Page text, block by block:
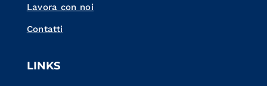
Lavora con noi
Contatti
LINKS